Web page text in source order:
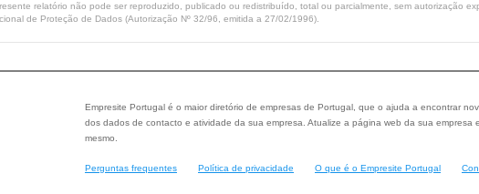
relatório não pode ser reproduzido, publicado ou redistribuído, total ou parcialmente, sem autorização
de Proteção de Dados (Autorização Nº 32/96, emitida a 27/02/1996).
Empresite Portugal é o maior diretório de empresas de Portugal, que o ajuda a encontrar
dos dados de contacto e atividade da sua empresa. Atualize a página web da sua empresa
mesmo.
Perguntas frequentes Política de privacidade O que é o Empresite Portugal